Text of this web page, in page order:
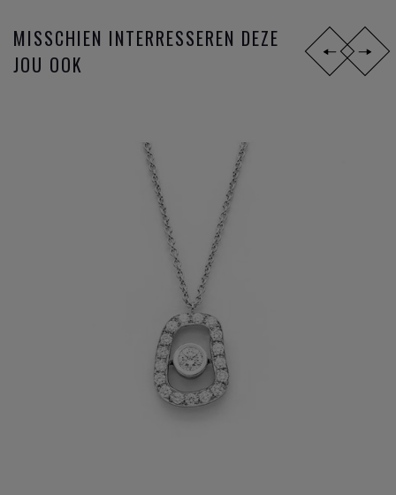
MISSCHIEN INTERRESSEREN DEZE
JOU OOK